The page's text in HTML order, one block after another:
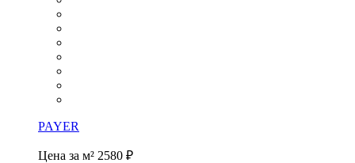
PAYER
Цена за м² 2580 ₽